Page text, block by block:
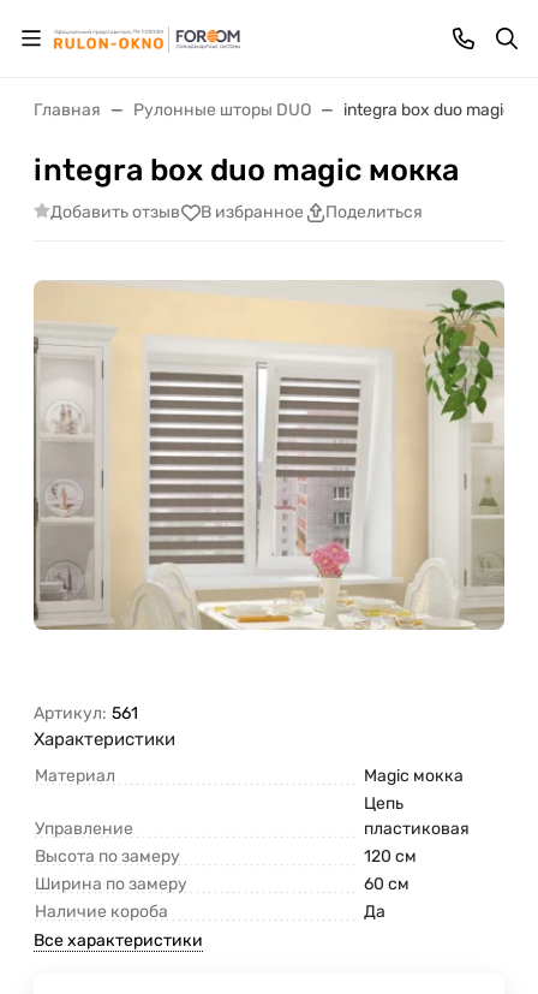
Главная Рулонные шторы DUO integra box duo magic
integra box duo magic мокка
Добавить отзыв В избранное Поделиться
Артикул: 561
Характеристики
Материал Magic мокка
Управление
Цепь
пластиковая
Высота по замеру
120 см
Ширина по замеру
60 см
Наличие короба
Да
Все характеристики